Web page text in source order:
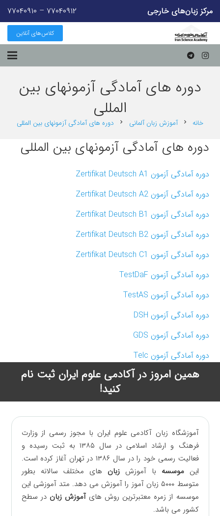
مرکز زبان‌های خارجی ۷۷۰۴۰۹۱۲ – ۷۷۰۴۰۹۱۰
کلاس‌های آنلاین
دوره های آمادگی آزمونهای بین
المللی
خانه chevron_right آموزش زبان آلمانی chevron_right دوره های آمادگی آزمونهای بین المللی
دوره های آمادگی آزمونهای بین المللی
دوره آمادگی آزمون ‏Zertifikat Deutsch A1‎
دوره آمادگی آزمون ‏Zertifikat Deutsch A2‎
دوره آمادگی آزمون ‏Zertifikat Deutsch B1‎
دوره آمادگی آزمون ‏Zertifikat Deutsch B2‎
دوره آمادگی آزمون ‏Zertifikat Deutsch C1‎
دوره آمادگی آزمون ‏TestDaF
دوره آمادگی آزمون ‏TestAS
دوره آمادگی آزمون ‏DSH
دوره آمادگی آزمون ‏GDS
دوره آمادگی آزمون ‏Telc
همین امروز در آکادمی علوم ایران ثبت نام
کنید!
آموزشگاه زبان آکادمی علوم ایران با مجوز رسمی از وزارت
فرهنگ و ارشاد اسلامی در سال ۱۳۸۵ به ثبت رسیده ‏و
فعالیت رسمی خود را در سال ۱۳۸۶ در تهران آغاز کرده است.
اینموسسه با آموزشزبان های مختلف سالانه بطور
‏متوسط ۵۰۰۰ زبان آموز را آموزش می دهد. متد آموزشی این
موسسه از زمره معتبرترین روش هایآموزش زبان در ‏سطح
کشور می باشد‎.